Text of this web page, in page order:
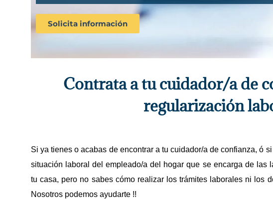
Solicita información
Contrata a tu cuidador/a de
regularización
Si ya tienes o acabas de encontrar a tu cuidador/a de confianza, ó
situación laboral del empleado/a del hogar que se encarga de las
tu casa, pero no sabes cómo realizar los trámites laborales ni los
Nosotros podemos ayudarte !!